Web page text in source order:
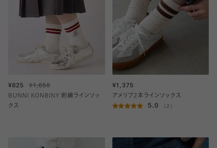
¥825
¥1,650
BUNNI KONBINY 刺繍ラインソッ
クス
¥1,375
アメリブ2本ラインソックス
5.0 （2）